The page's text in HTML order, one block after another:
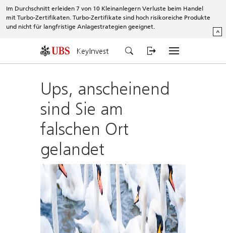
Im Durchschnitt erleiden 7 von 10 Kleinanlegern Verluste beim Handel
mit Turbo-Zertifikaten. Turbo-Zertifikate sind hoch risikoreiche Produkte
und nicht für langfristige Anlagestrategien geeignet.
^
KeyInvest
Ups, anscheinend
sind Sie am
falschen Ort
gelandet